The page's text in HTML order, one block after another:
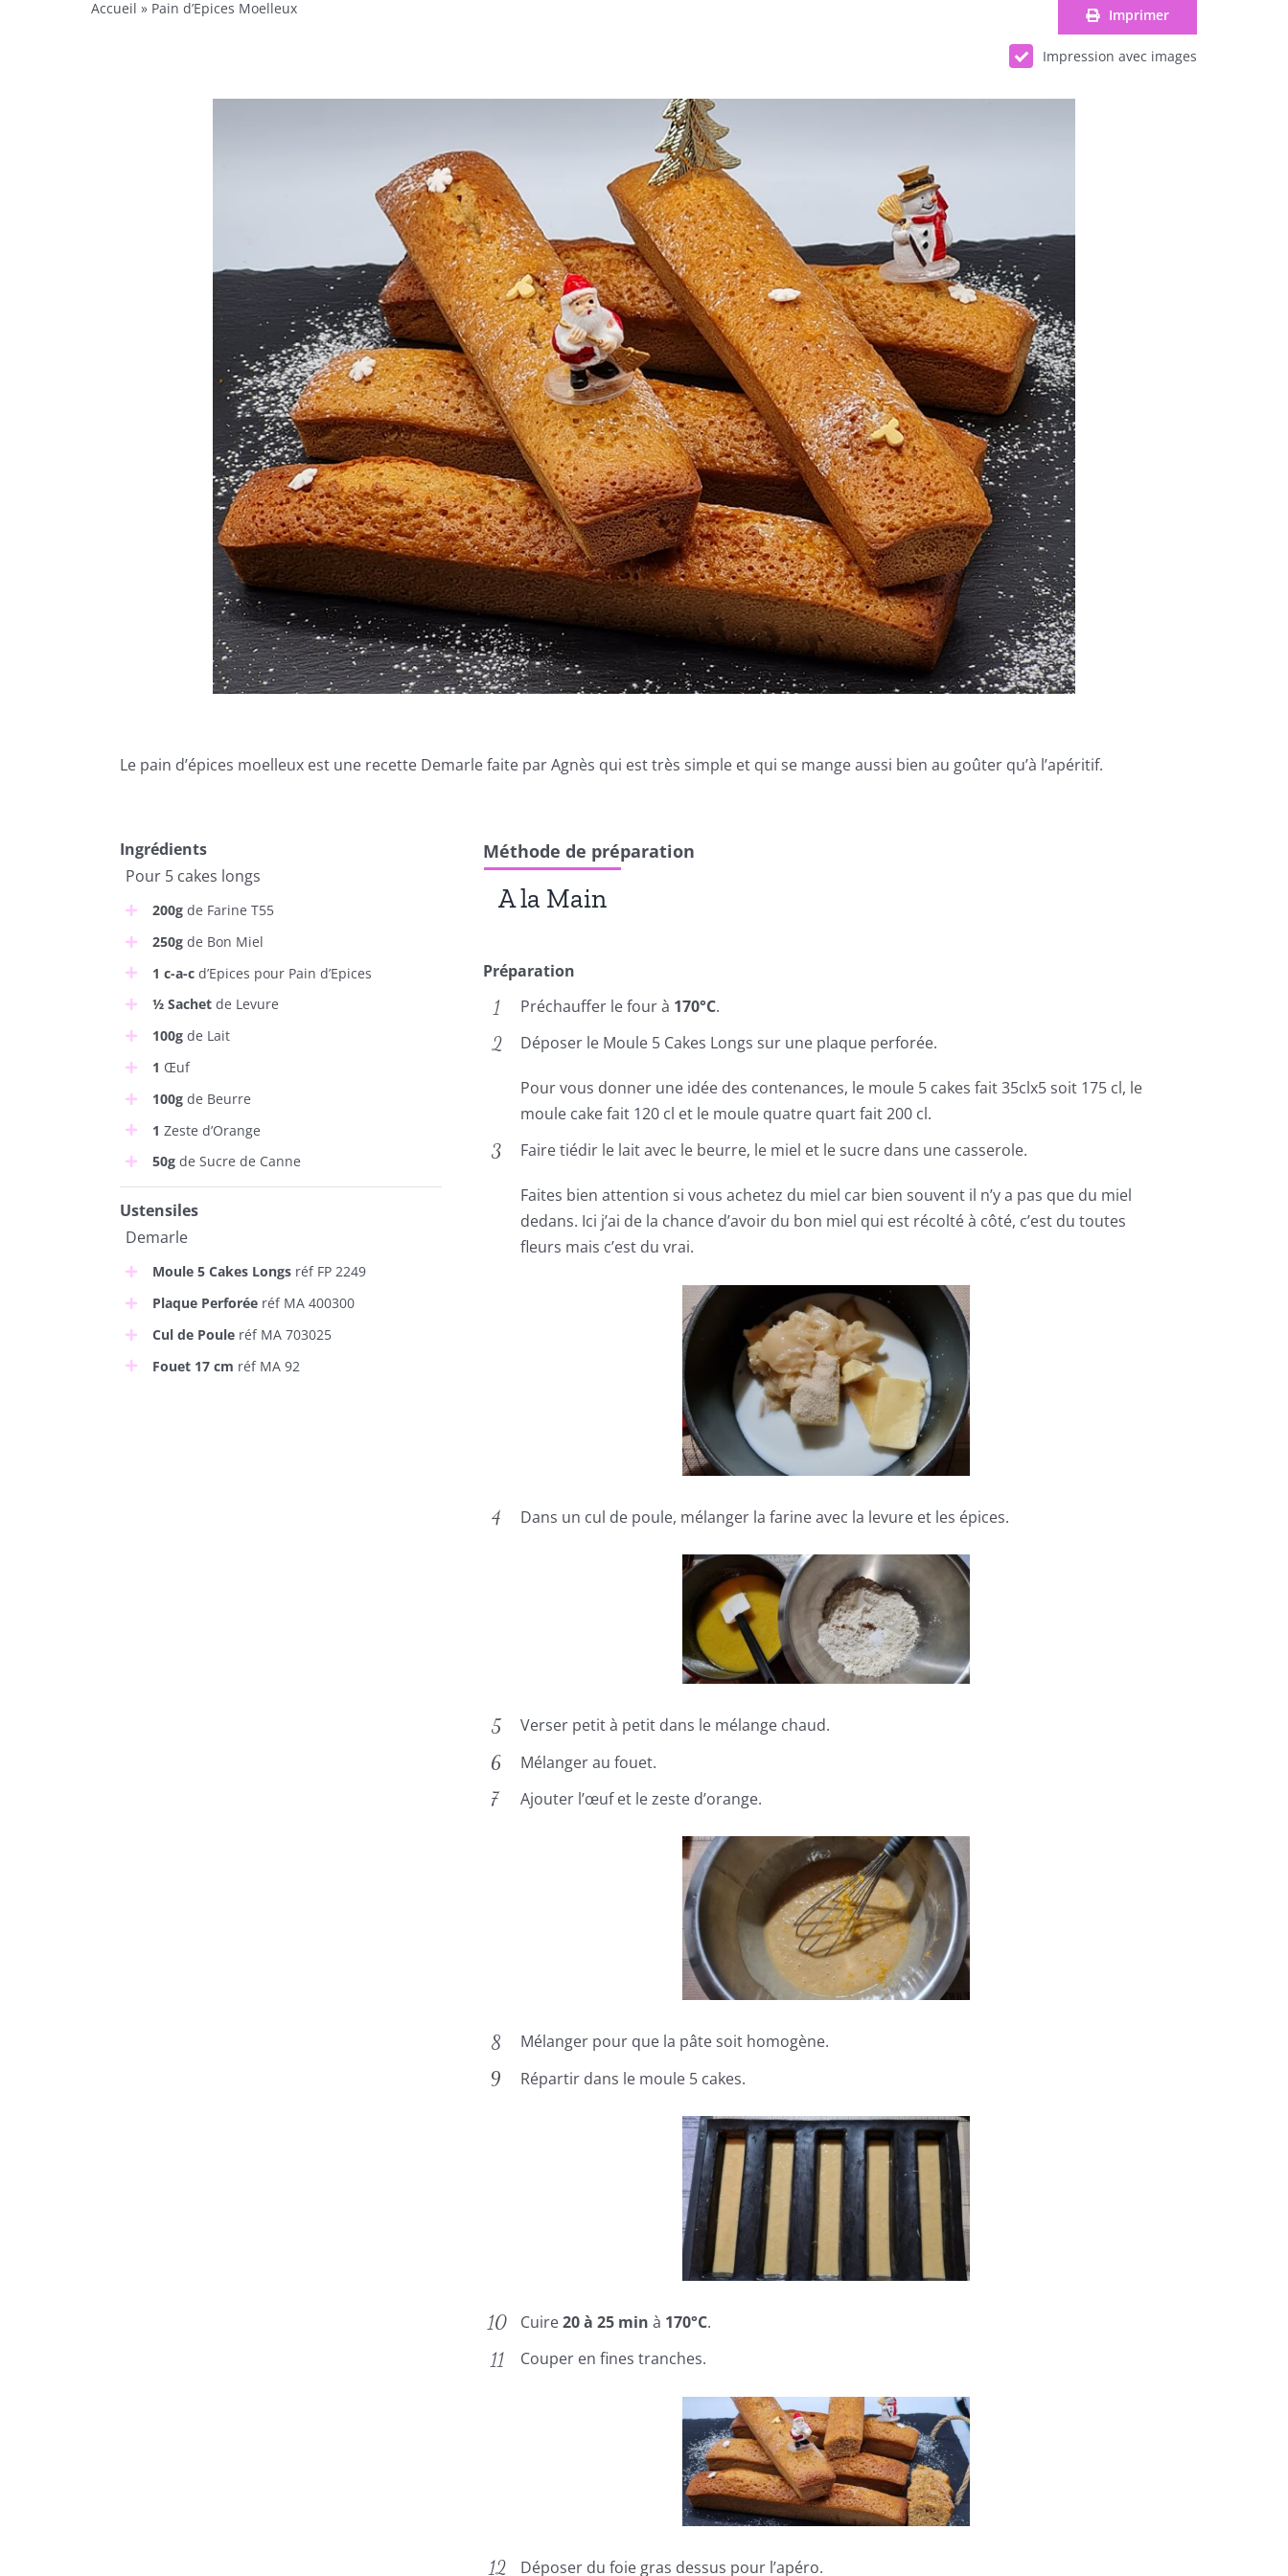
Accueil » Pain d’Epices Moelleux Imprimer
Impression avec images
Le pain d’épices moelleux est une recette Demarle faite par Agnès qui est très simple et qui se mange aussi bien au goûter qu’à l’apéritif.
Ingrédients
Pour 5 cakes longs
200gde Farine T55
250gde Bon Miel
1 c-a-cd’Epices pour Pain d’Epices
½ Sachetde Levure
100gde Lait
1 Œuf
100gde Beurre
1 Zeste d’Orange
50gde Sucre de Canne
Ustensiles
Demarle
Moule 5 Cakes Longsréf FP 2249
Plaque Perforéeréf MA 400300
Cul de Pouleréf MA 703025
Fouet 17 cm réf MA 92
Méthode de préparation
A la Main
Préparation
Préchauffer le four à 170°C.
Déposer le Moule 5 Cakes Longs sur une plaque perforée.
Pour vous donner une idée des contenances, le moule 5 cakes fait 35clx5 soit 175 cl, le
moule cake fait 120 cl et le moule quatre quart fait 200 cl.
Faire tiédir le lait avec le beurre, le miel et le sucre dans une casserole.
Faites bien attention si vous achetez du miel car bien souvent il n’y a pas que du miel
dedans. Ici j’ai de la chance d’avoir du bon miel qui est récolté à côté, c’est du toutes
fleurs mais c’est du vrai.
Dans un cul de poule, mélanger la farine avec la levure et les épices.
Verser petit à petit dans le mélange chaud.
Mélanger au fouet.
Ajouter l’œuf et le zeste d’orange.
Mélanger pour que la pâte soit homogène.
Répartir dans le moule 5 cakes.
Cuire20 à 25 min à 170°C.
Couper en fines tranches.
Déposer du foie gras dessus pour l’apéro.